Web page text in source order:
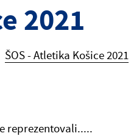
2021
ŠOS - Atletika Košice 2021
reprezentovali.....